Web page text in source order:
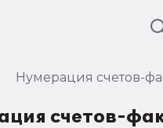
Нумерация счетов-
счетов-